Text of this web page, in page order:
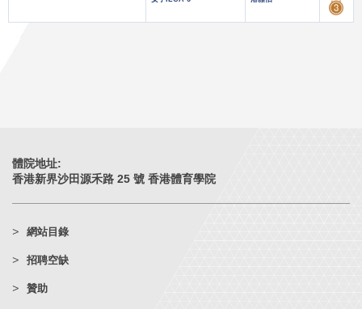
體院地址:
香港新界沙田源禾路 25 號 香港體育學院
網站目錄
招聘空缺
贊助